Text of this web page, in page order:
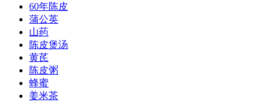
60年陈皮
蒲公英
山药
陈皮煲汤
黄芪
陈皮粥
蜂蜜
姜米茶